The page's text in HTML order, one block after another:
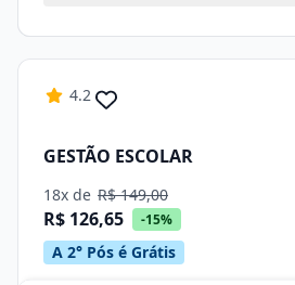
4.2
GESTÃO ESCOLAR
18x de R$ 149,00
R$ 126,65 -15%
A 2° Pós é Grátis